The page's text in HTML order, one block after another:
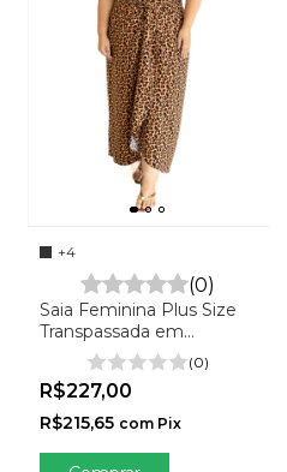
+4
(0)
Saia Feminina Plus Size
Transpassada em
Viscolinho - Marli
(0)
R$227,00
R$215,65 com Pix